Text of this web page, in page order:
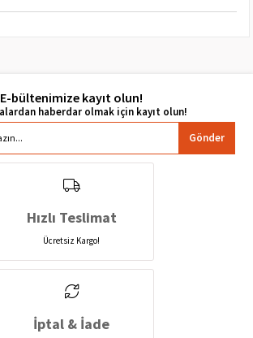
E-bültenimize kayıt olun!
Gönder
Hızlı Teslimat
Ücretsiz Kargo!
İptal & İade